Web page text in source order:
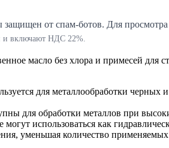
от спам-ботов. Для
и включают НДС 22%.
масло без хлора и примесей для
для металлообработки черных и
для обработки металлов при
использоваться как
уменьшая количество применяемых